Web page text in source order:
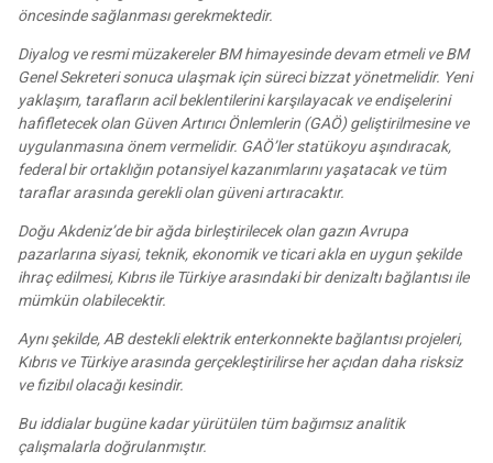
öncesinde sağlanması gerekmektedir.
Diyalog ve resmi müzakereler BM himayesinde devam etmeli ve BM
Genel Sekreteri sonuca ulaşmak için süreci bizzat yönetmelidir. Yeni
yaklaşım, tarafların acil beklentilerini karşılayacak ve endişelerini
hafifletecek olan Güven Artırıcı Önlemlerin (GAÖ) geliştirilmesine ve
uygulanmasına önem vermelidir. GAÖ’ler statükoyu aşındıracak,
federal bir ortaklığın potansiyel kazanımlarını yaşatacak ve tüm
taraflar arasında gerekli olan güveni artıracaktır.
Doğu Akdeniz’de bir ağda birleştirilecek olan gazın Avrupa
pazarlarına siyasi, teknik, ekonomik ve ticari akla en uygun şekilde
ihraç edilmesi, Kıbrıs ile Türkiye arasındaki bir denizaltı bağlantısı ile
mümkün olabilecektir.
Aynı şekilde, AB destekli elektrik enterkonnekte bağlantısı projeleri,
Kıbrıs ve Türkiye arasında gerçekleştirilirse her açıdan daha risksiz
ve fizibıl olacağı kesindir.
Bu iddialar bugüne kadar yürütülen tüm bağımsız analitik
çalışmalarla doğrulanmıştır.